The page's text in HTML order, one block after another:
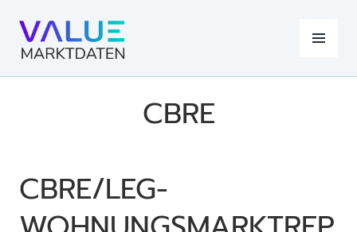
content
MENU
CBRE
CBRE/LEG-